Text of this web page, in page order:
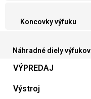
Koncovky výfuku
Náhradné diely výfukov
VÝPREDAJ
Výstroj